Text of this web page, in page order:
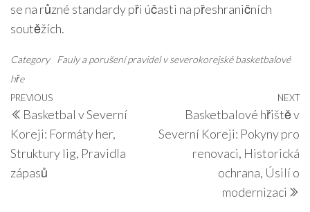
se na různé standardy při účasti na přeshraničních
soutěžích.
Category
Fauly a porušení pravidel v severokorejské basketbalové
hře
Post
navigation
Previous
Post
PREVIOUS
Basketbal v Severní
Koreji: Formáty her,
Struktury lig, Pravidla
zápasů
NEXT
Basketbalové hřiště v
Severní Koreji: Pokyny pro
renovaci, Historická
ochrana, Úsilí o
modernizaci